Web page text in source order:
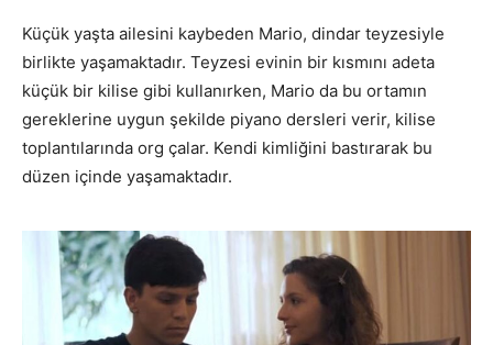
Küçük yaşta ailesini kaybeden Mario, dindar teyzesiyle
birlikte yaşamaktadır. Teyzesi evinin bir kısmını adeta
küçük bir kilise gibi kullanırken, Mario da bu ortamın
gereklerine uygun şekilde piyano dersleri verir, kilise
toplantılarında org çalar. Kendi kimliğini bastırarak bu
düzen içinde yaşamaktadır.